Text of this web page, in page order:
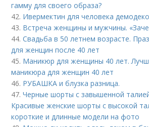
гамму для своего образа?
42. Ивермектин для человека
43. Встреча женщины и мужчины.
44.Свадьба в 50 летнем возрасте.
для женщин после 40 лет
45. Маникюр для женщины 40 лет.
маникюра для женщин 40 лет
46. РУБАШКА и блузка разница.
47.Черные шорты с завышенной
Красивые женские шорты с высокой
короткие и длинные модели на фото